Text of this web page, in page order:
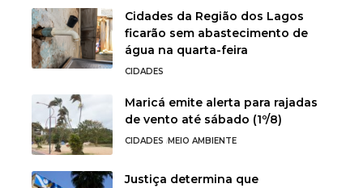
Cidades da Região dos Lagos
ficarão sem abastecimento de
água na quarta-feira
CIDADES
Maricá emite alerta para rajadas
de vento até sábado (1º/8)
CIDADES MEIO AMBIENTE
Justiça determina que